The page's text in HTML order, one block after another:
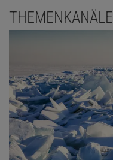
THEMENKANÄLE